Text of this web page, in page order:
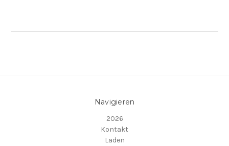
Navigieren
2026
Kontakt
Laden